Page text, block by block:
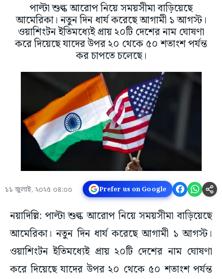
পাল্টা শুল্ক আরোপ নিয়ে সময়সীমা বাড়িয়েছে
আমেরিকা। নতুন দিন ধার্য করেছে আগামী ১ আগস্ট।
ওয়াশিংটন ইতিমধ্যেই প্রায় ২০টি দেশের নাম ঘোষণা
করে দিয়েছে যাদের উপর ২০ থেকে ৫০ শতাংশ পর্যন্ত
কর চাপতে চলেছে।
১১ জুলাই, ২০২৫ ০৪:০০ Prefer us on Google
নয়াদিল্লি: পাল্টা শুল্ক আরোপ নিয়ে সময়সীমা বাড়িয়েছে
আমেরিকা। নতুন দিন ধার্য করেছে আগামী ১ আগস্ট।
ওয়াশিংটন ইতিমধ্যেই প্রায় ২০টি দেশের নাম ঘোষণা
করে দিয়েছে যাদের উপর ২০ থেকে ৫০ শতাংশ পর্যন্ত